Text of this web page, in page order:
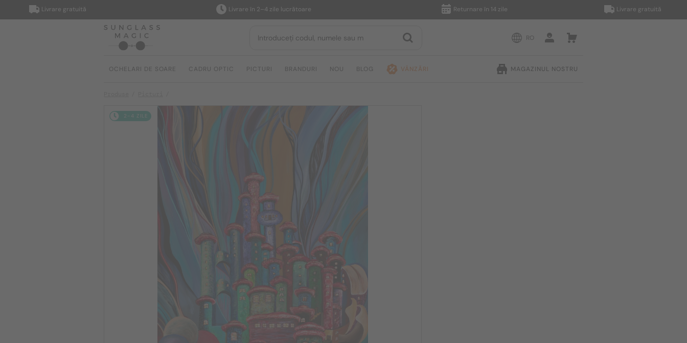
Livrare gratuită Livrare în 2–4 zile lucrătoare Returnare în 14 zile Livrare gratuită
RO
OCHELARI DE SOARE CADRU OPTIC PICTURI BRANDURI NOU BLOG VÂNZĂRI MAGAZINUL NOSTRU
2-4 ZILE